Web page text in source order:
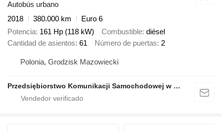
Autobús urbano
2018
380.000 km
Euro 6
Potencia 161 Hp (118 kW) Combustible diésel
Cantidad de asientos 61 Número de puertas 2
Polonia, Grodzisk Mazowiecki
Przedsiębiorstwo Komunikacji Samochodowej w Grodzisku Mazowieckim Sp. z o.o.